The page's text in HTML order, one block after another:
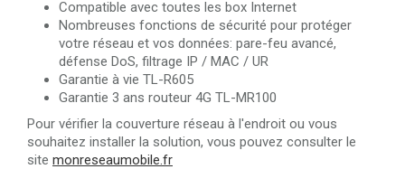
Compatible avec toutes les box Internet
Nombreuses fonctions de sécurité pour protéger
votre réseau et vos données: pare-feu avancé,
défense DoS, filtrage IP / MAC / UR
Garantie à vie TL-R605
Garantie 3 ans routeur 4G TL-MR100
Pour vérifier la couverture réseau à l'endroit ou vous
souhaitez installer la solution, vous pouvez consulter le
site monreseaumobile.fr